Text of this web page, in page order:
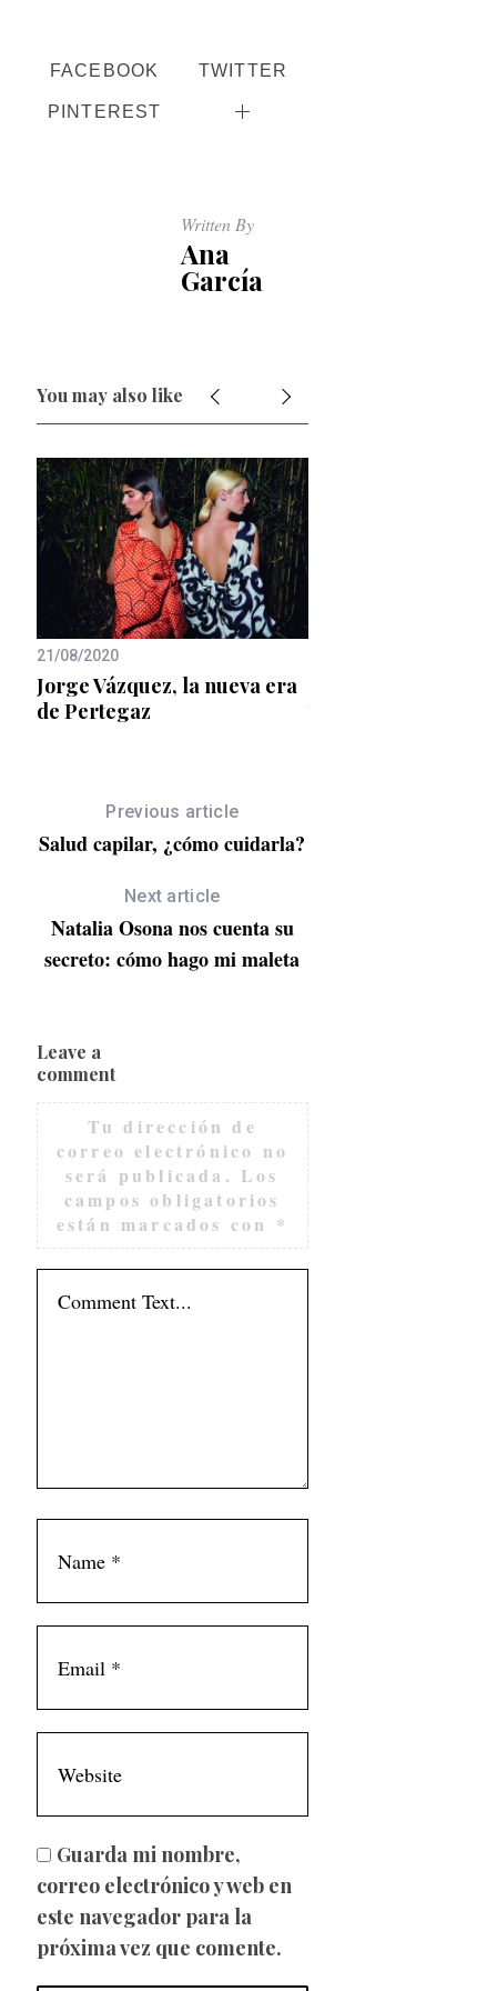
FACEBOOK TWITTER
PINTEREST
Written By
Ana
García
You may also like
21/08/2020
Jorge Vázquez, la nueva era
de Pertegaz
tecnología y los
Previous article
Salud capilar, ¿cómo cuidarla?
Next article
Natalia Osona nos cuenta su
secreto: cómo hago mi maleta
Leave a
comment
Tu dirección de
correo electrónico no
será publicada. Los
campos obligatorios
están marcados con *
Guarda mi nombre,
correo electrónico y web en
este navegador para la
próxima vez que comente.